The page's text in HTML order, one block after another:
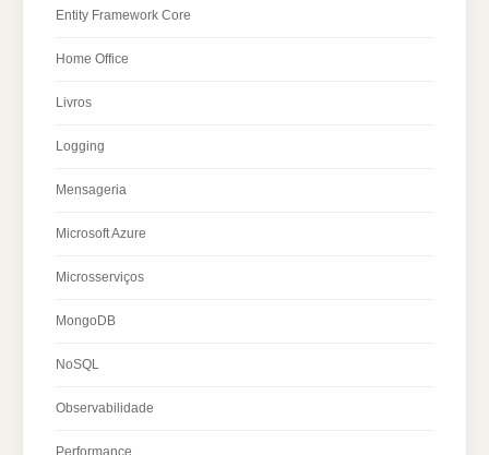
Entity Framework Core
Home Office
Livros
Logging
Mensageria
Microsoft Azure
Microsserviços
MongoDB
NoSQL
Observabilidade